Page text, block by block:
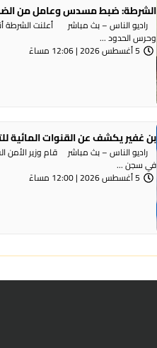
الشرطة: ضبط مسدس وعامل من
وحرس الحدود ...
5 أغسطس 2026 | 12:06 مساءً
بن غفير يكشف عن القنوات
راديو الناس – بث مباشر قام وزير الأمن
في سجن ...
5 أغسطس 2026 | 12:00 مساءً